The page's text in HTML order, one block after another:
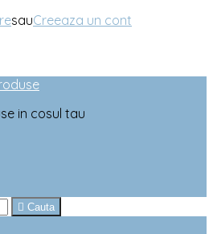
sauCreeaza un cont
in cosul tau
 Cauta